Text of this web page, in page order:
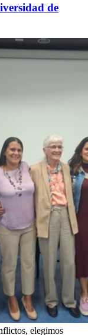
de
elegimos